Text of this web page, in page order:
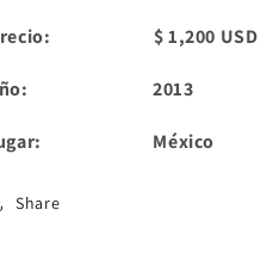
$ 1,200 USD
2013
México
Share